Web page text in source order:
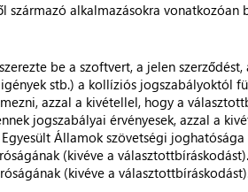
származó alkalmazásokra
be a szoftvert, a jelen szerződést,
stb.) a kollíziós jogszabályoktól
azzal a kivétellel, hogy a
jogszabályai érvényesek, azzal a
Államok szövetségi joghatósága
(kivéve a
(kivéve a